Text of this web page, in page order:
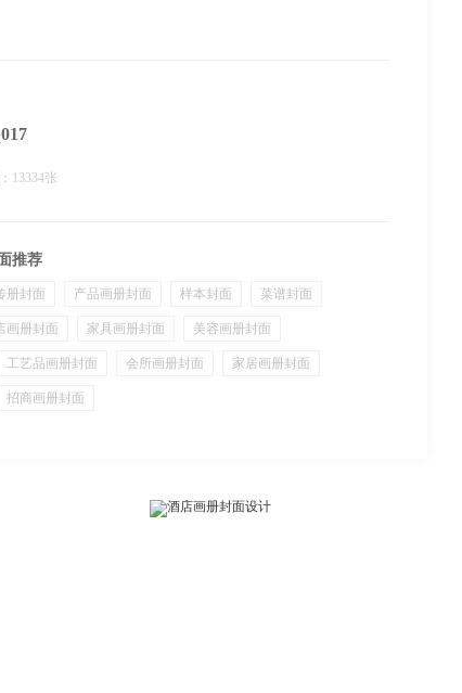
13334张
推荐
册封面 产品画册封面 样本封面 菜谱封面
画册封面 家具画册封面 美容画册封面
工艺品画册封面 会所画册封面 家居画册封面
招商画册封面